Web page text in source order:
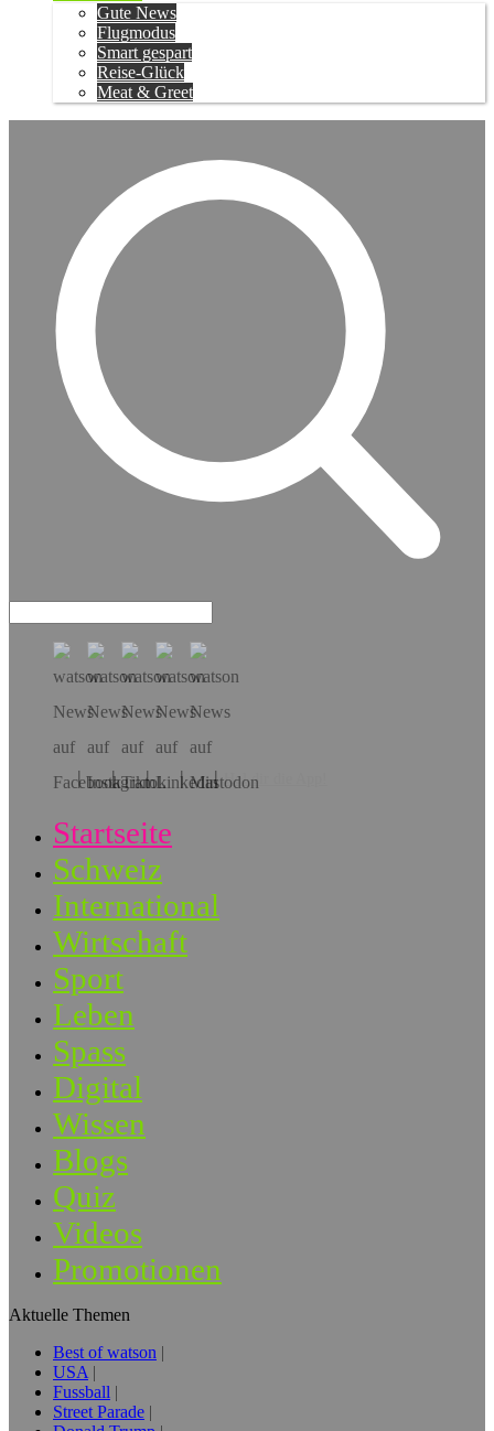
Gute News
Flugmodus
Smart gespart
Reise-Glück
Meat & Greet
Hol dir die App!
Startseite
Schweiz
International
Wirtschaft
Sport
Leben
Spass
Digital
Wissen
Blogs
Quiz
Videos
Promotionen
Aktuelle Themen
Best of watson
USA
Fussball
Street Parade